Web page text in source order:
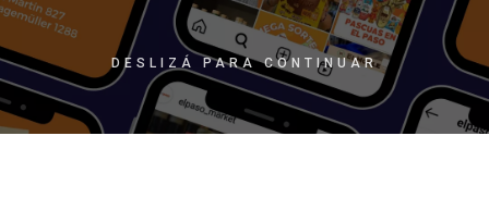
DESLIZÁ PARA CONTINUAR